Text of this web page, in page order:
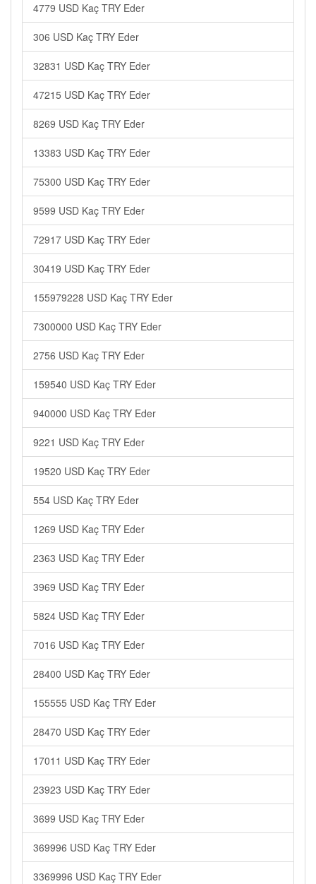
4779 USD Kaç TRY Eder
306 USD Kaç TRY Eder
32831 USD Kaç TRY Eder
47215 USD Kaç TRY Eder
8269 USD Kaç TRY Eder
13383 USD Kaç TRY Eder
75300 USD Kaç TRY Eder
9599 USD Kaç TRY Eder
72917 USD Kaç TRY Eder
30419 USD Kaç TRY Eder
155979228 USD Kaç TRY Eder
7300000 USD Kaç TRY Eder
2756 USD Kaç TRY Eder
159540 USD Kaç TRY Eder
940000 USD Kaç TRY Eder
9221 USD Kaç TRY Eder
19520 USD Kaç TRY Eder
554 USD Kaç TRY Eder
1269 USD Kaç TRY Eder
2363 USD Kaç TRY Eder
3969 USD Kaç TRY Eder
5824 USD Kaç TRY Eder
7016 USD Kaç TRY Eder
28400 USD Kaç TRY Eder
155555 USD Kaç TRY Eder
28470 USD Kaç TRY Eder
17011 USD Kaç TRY Eder
23923 USD Kaç TRY Eder
3699 USD Kaç TRY Eder
369996 USD Kaç TRY Eder
3369996 USD Kaç TRY Eder